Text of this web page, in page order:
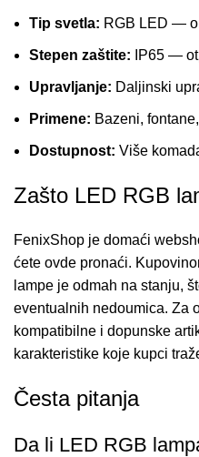
Tip svetla: RGB LED —
Stepen zaštite: IP65 —
Upravljanje: Daljinski
Primene: Bazeni,
Dostupnost: Više
Zašto LED RGB
FenixShop je domaći
ćete ovde pronaći.
lampe je odmah na stanju,
eventualnih nedoumica. Za
kompatibilne i dopunske
karakteristike koje kupci
Česta pitanja
Da li LED RGB